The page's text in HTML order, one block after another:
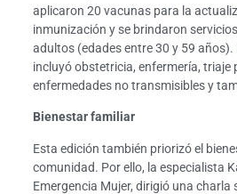
aplicaron 20 vacunas para la
inmunización y se brindaron
adultos (edades entre 30 y 59
incluyó obstetricia, enfermería, triaje
enfermedades no transmisibles y
Bienestar familiar
Esta edición también priorizó el
comunidad. Por ello, la especialista
Emergencia Mujer, dirigió una charla